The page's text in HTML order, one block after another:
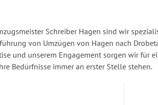
Schreiber Hagen sind wir
von Umzügen von Hagen nach
und unserem Engagement sorgen wir für
Bedürfnisse immer an erster Stelle stehen.